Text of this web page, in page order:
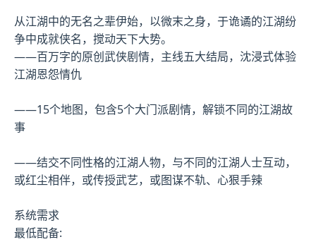
从江湖中的无名之辈伊始，以微末之身，于诡谲的江湖纷
争中成就侠名，搅动天下大势。
——百万字的原创武侠剧情，主线五大结局，沈浸式体验
江湖恩怨情仇
——15个地图，包含5个大门派剧情，解锁不同的江湖故
事
——结交不同性格的江湖人物，与不同的江湖人士互动，
或红尘相伴，或传授武艺，或图谋不轨、心狠手辣
系统需求
最低配备: